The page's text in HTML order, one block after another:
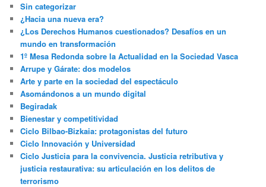
Sin categorizar
¿Hacia una nueva era?
¿Los Derechos Humanos cuestionados? Desafíos en un
mundo en transformación
1º Mesa Redonda sobre la Actualidad en la Sociedad Vasca
Arrupe y Gárate: dos modelos
Arte y parte en la sociedad del espectáculo
Asomándonos a un mundo digital
Begiradak
Bienestar y competitividad
Ciclo Bilbao-Bizkaia: protagonistas del futuro
Ciclo Innovación y Universidad
Ciclo Justicia para la convivencia. Justicia retributiva y
justicia restaurativa: su articulación en los delitos de
terrorismo